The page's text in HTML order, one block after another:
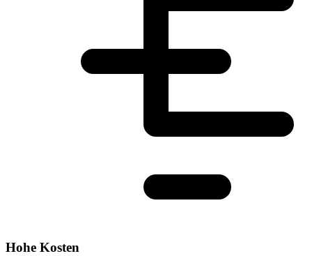
Hohe Kosten